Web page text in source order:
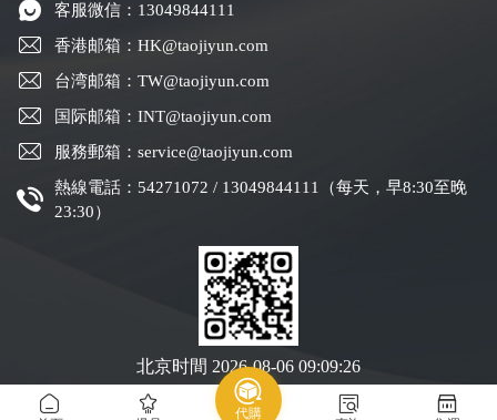
代購
客服微信：13049844111
香港邮箱：HK@taojiyun.com
台湾邮箱：TW@taojiyun.com
国际邮箱：INT@taojiyun.com
服務郵箱：service@taojiyun.com
熱線電話：54271072 / 13049844111（每天，早8:30至晚
23:30）
北京时間 2026-08-06 09:09:26